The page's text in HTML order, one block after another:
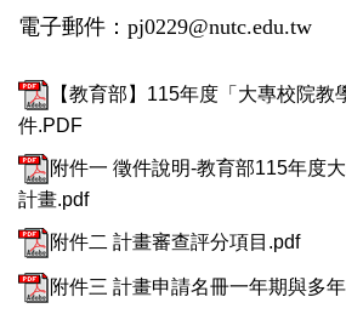
電子郵件： pj0229@nutc.edu.tw
【教育部】115年度「大專校院
件.PDF
附件一 徵件說明-教育部115年度
計畫.pdf
附件二 計畫審查評分項目.pdf
附件三 計畫申請名冊一年期與多